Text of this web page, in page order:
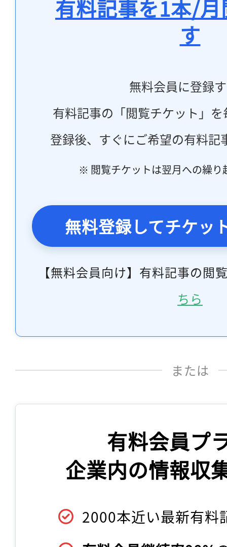
有料記事を1本/
す
無料会員に登録
有料記事の「閲覧チケット」
登録後、すぐにご希望の有料記
※ 閲覧チケットは翌月への繰り
無料登録してチケッ
【無料会員向け】有料記事の閲
ちら
または
有料会員プ
企業内の情報収
2000本近い最新有料